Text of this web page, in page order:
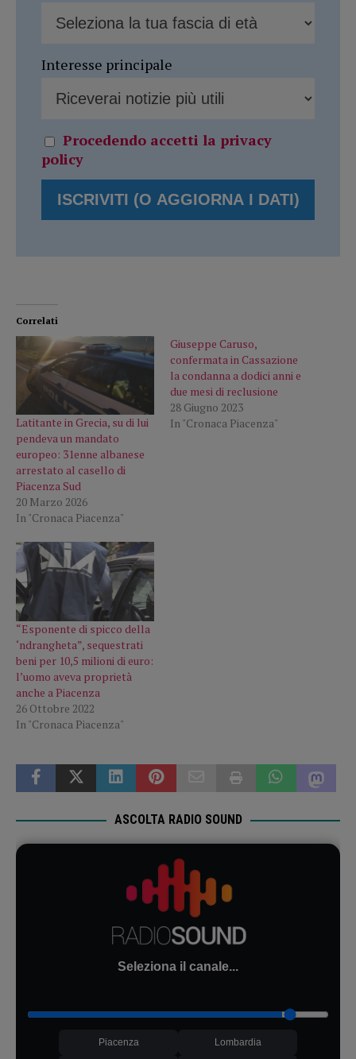
Interesse principale
Procedendo accetti la privacy
policy
Correlati
Latitante in Grecia, su di lui
pendeva un mandato
europeo: 31enne albanese
arrestato al casello di
Piacenza Sud
20 Marzo 2026
In "Cronaca Piacenza"
Giuseppe Caruso,
confermata in Cassazione
la condanna a dodici anni e
due mesi di reclusione
28 Giugno 2023
In "Cronaca Piacenza"
“Esponente di spicco della
‘ndrangheta”, sequestrati
beni per 10,5 milioni di euro:
l’uomo aveva proprietà
anche a Piacenza
26 Ottobre 2022
In "Cronaca Piacenza"
ASCOLTA RADIO SOUND
Seleziona il canale...
Piacenza Lombardia